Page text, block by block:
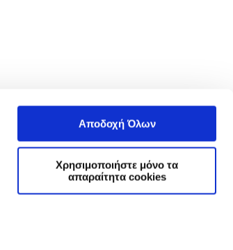
Αποδοχή Όλων
Χρησιμοποιήστε μόνο τα
απαραίτητα cookies